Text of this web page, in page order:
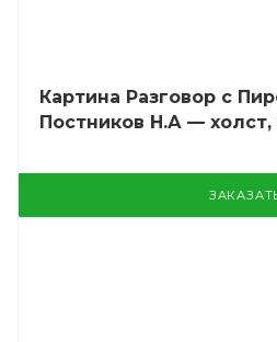
Картина Разговор с
Постников Н.А —